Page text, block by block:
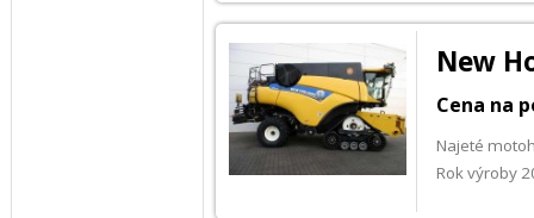
New
Cena na
Najeté
Rok výroby